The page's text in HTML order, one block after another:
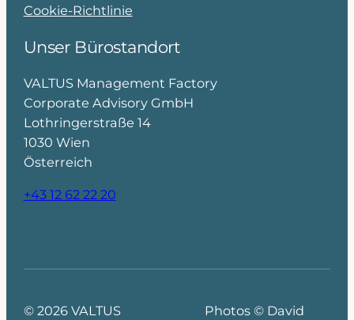
Cookie-Richtlinie
Unser Bürostandort
VALTUS Management Factory
Corporate Advisory GmbH
Lothringerstraße 14
1030 Wien
Österreich
+43 12 62 22 20
© 2026 VALTUS Photos © David